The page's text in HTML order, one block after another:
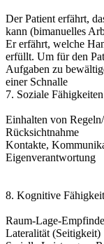
Der Patient erfährt,
kann (bimanuelles
Er erfährt, welche
erfüllt. Um für den
Aufgaben zu
einer Schnalle
7. Soziale Fähigkeiten
Einhalten von
Rücksichtnahme
Kontakte,
Eigenverantwortung
8. Kognitive
Raum-Lage-
Lateralität (Seitigkeit)